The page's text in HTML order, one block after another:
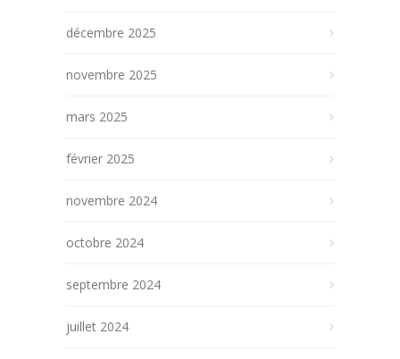
décembre 2025
novembre 2025
mars 2025
février 2025
novembre 2024
octobre 2024
septembre 2024
juillet 2024